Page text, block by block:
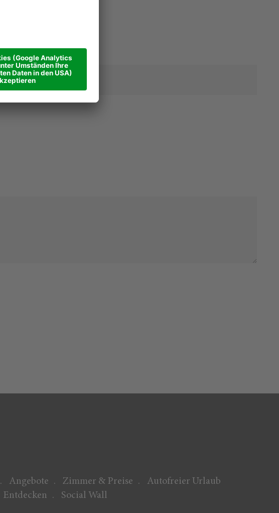
E-Mail *
Angebote Zimmer & Preise
Autofreier Urlaub
Entdecken Social Wall